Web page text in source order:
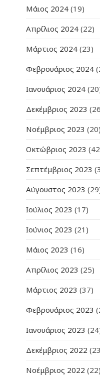
Μάιος 2024 (19)
Απρίλιος 2024 (22)
Μάρτιος 2024 (23)
Φεβρουάριος 2024
Ιανουάριος 2024
Δεκέμβριος 2023
Νοέμβριος 2023 (20)
Οκτώβριος 2023
Σεπτέμβριος 2023
Αύγουστος 2023
Ιούλιος 2023 (17)
Ιούνιος 2023 (21)
Μάιος 2023 (16)
Απρίλιος 2023 (25)
Μάρτιος 2023 (37)
Φεβρουάριος 2023
Ιανουάριος 2023
Δεκέμβριος 2022
Νοέμβριος 2022 (22)